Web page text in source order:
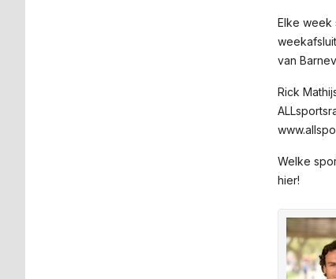
Elke week
van
Rick
Welke
hier!